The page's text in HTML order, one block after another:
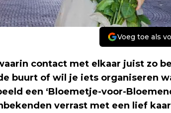
Voeg toe als
contact met elkaar juist zo
buurt of wil je iets organiseren
een ‘Bloemetje-voor-
verrast met een lief